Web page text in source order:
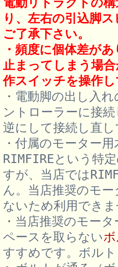
り、左右の引込脚
ご了承下さい。
・頻度に個体差が
止まってしまう場
作スイッチを操作
・電動脚の出し入
ントローラーに接
逆にして接続し直
・付属のモーター
RIMFIREという特
すが、当店では
ん。当店推奨のモ
ないため利用でき
・当店推奨のモー
ペースを取らない
すすめです。ボル